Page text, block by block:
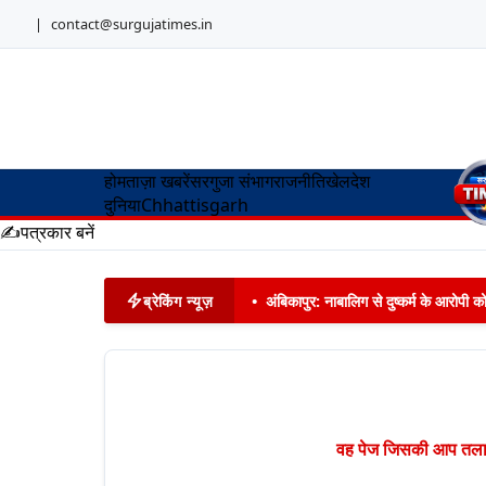
| contact@surgujatimes.in
होमताज़ा खबरेंसरगुजा संभागराजनीतिखेलदेश
दुनियाChhattisgarh
✍️पत्रकार बनें
ब्रेकिंग न्यूज़ • अंबिकापुर: नाबालिग से दुष्कर्म के आरोपी
वह पेज जिसकी आप